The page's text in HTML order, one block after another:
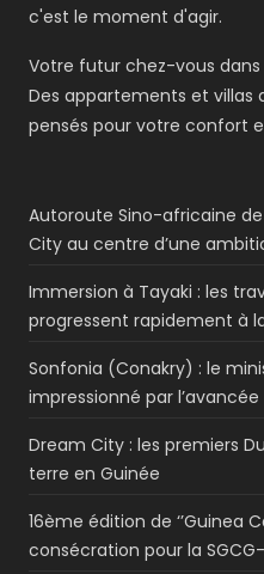
c'est le moment d'agir.
Votre futur chez-vous
Des appartements et villas
pensés pour votre confort
Autoroute Sino-africaine
City au centre d’une
Immersion à Tayaki : les
progressent rapidement à
Sonfonia (Conakry) : le
impressionné par
Dream City : les premiers
terre en Guinée
16ème édition de ‘’Guinea
consécration pour la